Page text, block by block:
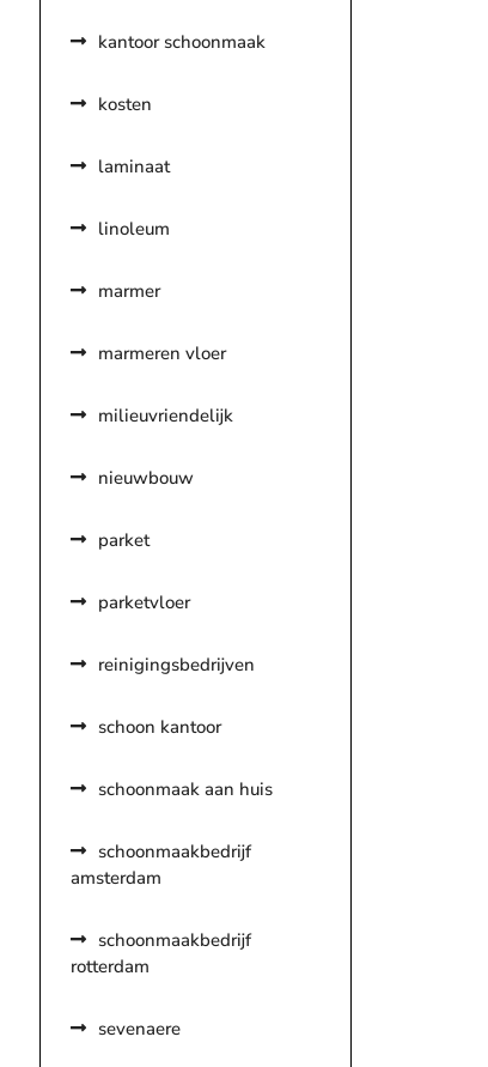
kantoor schoonmaak
kosten
laminaat
linoleum
marmer
marmeren vloer
milieuvriendelijk
nieuwbouw
parket
parketvloer
reinigingsbedrijven
schoon kantoor
schoonmaak aan huis
schoonmaakbedrijf
amsterdam
schoonmaakbedrijf
rotterdam
sevenaere